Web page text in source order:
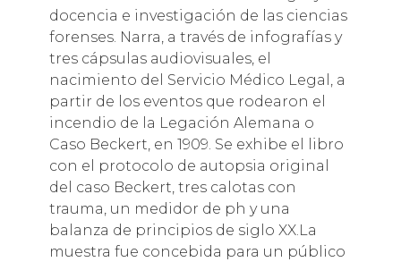
docencia e investigación de las ciencias
forenses. Narra, a través de infografías y
tres cápsulas audiovisuales, el
nacimiento del Servicio Médico Legal, a
partir de los eventos que rodearon el
incendio de la Legación Alemana o
Caso Beckert, en 1909. Se exhibe el libro
con el protocolo de autopsia original
del caso Beckert, tres calotas con
trauma, un medidor de ph y una
balanza de principios de siglo XX.La
muestra fue concebida para un público